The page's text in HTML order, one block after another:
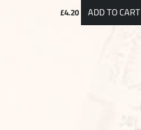
£4.20 ADD TO CART